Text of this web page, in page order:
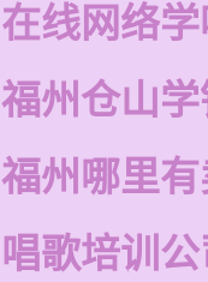
在线网络
福州仓山
福州哪里
唱歌培训